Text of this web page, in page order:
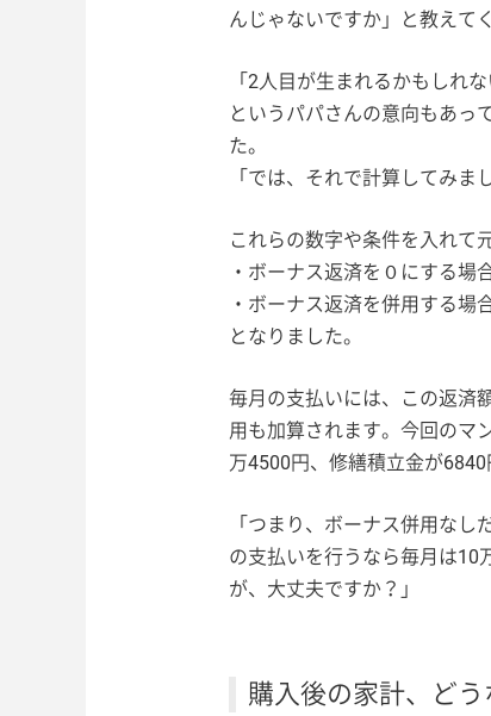
んじゃないですか」と教えて
「2人目が生まれるかもしれ
というパパさんの意向もあっ
た。
「では、それで計算してみま
これらの数字や条件を入れて
・ボーナス返済を０にする場
・ボーナス返済を併用する場
となりました。
毎月の支払いには、この返済
用も加算されます。今回のマ
万4500円、修繕積立金が6840
「つまり、ボーナス併用な
の支払いを行うなら毎月は10
が、大丈夫ですか？」
購入後の家計、どう